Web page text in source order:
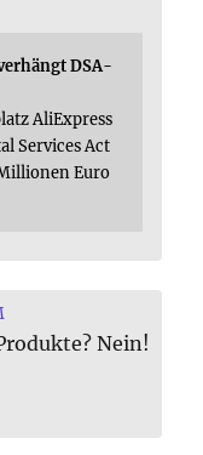
DSA-
AliExpress
Services Act
Euro
Nein!